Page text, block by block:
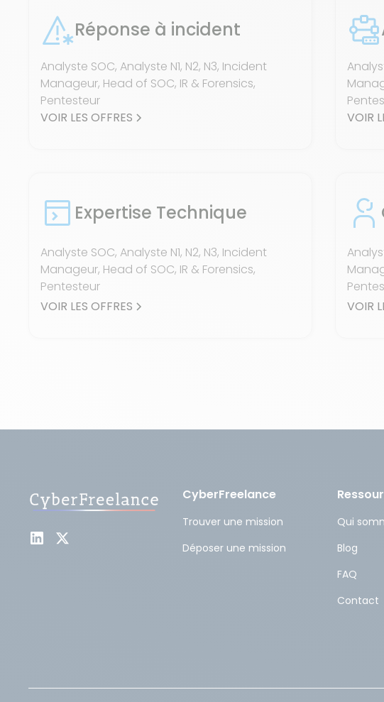
Réponse à incident
Analyste SOC, Analyste N1, N2, N3, Incident
Manageur, Head of SOC, IR & Forensics,
Pentesteur
VOIR LES OFFRES
VOIR
Expertise Technique
Analyste SOC, Analyste N1, N2, N3, Incident
Manageur, Head of SOC, IR & Forensics,
Pentesteur
VOIR LES OFFRES
VOIR
CyberFreelance
Trouver une mission
Déposer une mission
Qui
Blog
FAQ
Contact